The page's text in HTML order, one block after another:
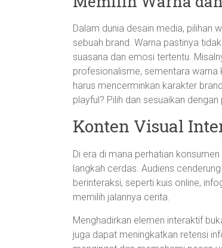
Dalam dunia desain media, pilihan
sebuah brand. Warna pastinya
suasana dan emosi tertentu.
profesionalisme, sementara warna
harus mencerminkan karakter
playful? Pilih dan sesuaikan
Konten Visual
Di era di mana perhatian
langkah cerdas. Audiens
berinteraksi, seperti kuis online,
memilih jalannya cerita.
Menghadirkan elemen interaktif
juga dapat meningkatkan retensi